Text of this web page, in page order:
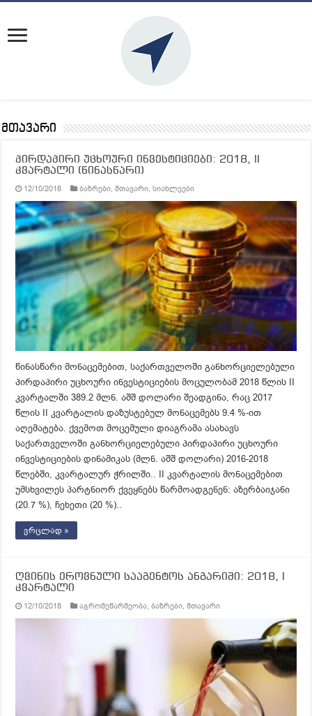
მთავარი
პირდაპირი უცხოური ინვესტიციები: 2018, II
კვარტალი (წინასწარი)
12/10/2018 ბაზრები,მთავარი,სიახლეები
წინასწარი მონაცემებით, საქართველოში განხორციელებული
პირდაპირი უცხოური ინვესტიციების მოცულობამ 2018 წლის II
კვარტალში 389.2 მლნ. აშშ დოლარი შეადგინა, რაც 2017
წლის II კვარტალის დაზუსტებულ მონაცემებს 9.4 %-ით
აღემატება. ქვემოთ მოცემული დიაგრამა ასახავს
საქართველოში განხორციელებული პირდაპირი უცხოური
ინვესტიციების დინამიკას (მლნ. აშშ დოლარი) 2016-2018
წლებში, კვარტალურ ჭრილში.. II კვარტალის მონაცემებით
უმსხვილეს პარტნიორ ქვეყნებს წარმოადგენენ: აზერბაიჯანი
(20.7 %), ჩეხეთი (20 %)..
ვრცლად »
ღვინის ეროვნული სააგენტოს ანგარიში: 2018, I
კვარტალი
12/10/2018 აგრომეწარმეობა,ბაზრები,მთავარი